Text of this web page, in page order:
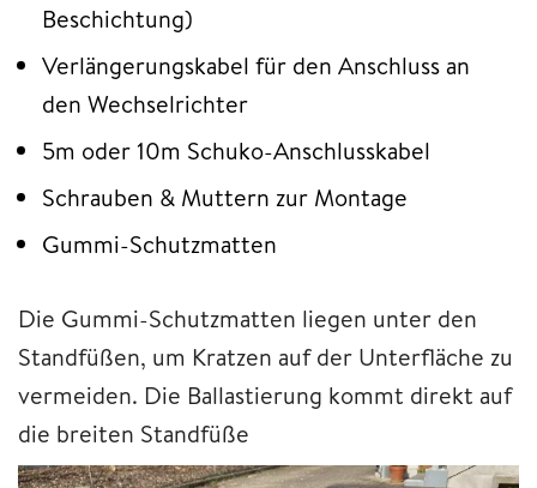
Beschichtung)
Verlängerungskabel für den Anschluss an
den Wechselrichter
5m oder 10m Schuko-Anschlusskabel
Schrauben & Muttern zur Montage
Gummi-Schutzmatten
Die Gummi-Schutzmatten liegen unter den
Standfüßen, um Kratzen auf der Unterfläche zu
vermeiden. Die Ballastierung kommt direkt auf
die breiten Standfüße